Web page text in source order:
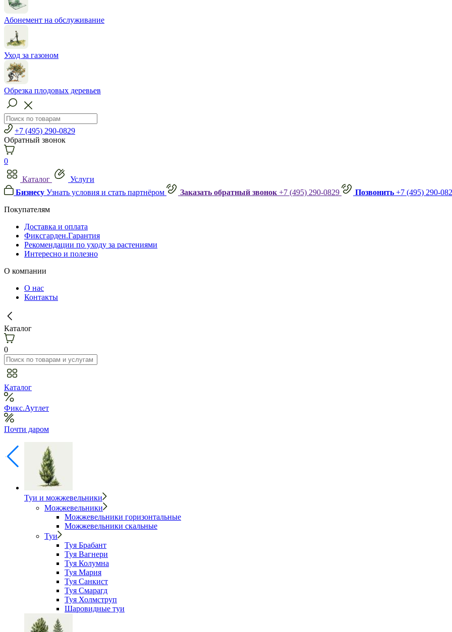
Абонемент на обслуживание
Уход за газоном
Обрезка плодовых деревьев
+7 (495) 290-0829
Обратный звонок
0
Каталог
Услуги
Бизнесу Узнать условия и стать партнёром Заказать обратный звонок +7 (495) 290-0829 Позвонить +7 (495) 290-
Покупателям
Доставка и оплата
Фиксгарден.Гарантия
Рекомендации по уходу за растениями
Интересно и полезно
О компании
О нас
Контакты
Каталог
0
Каталог
Фикс.Аутлет
Почти даром
Туи и можжевельники
Можжевельники
Можжевельники горизонтальные
Можжевельники скальные
Туи
Туя Брабант
Туя Вагнери
Туя Колумна
Туя Мария
Туя Санкист
Туя Смарагд
Туя Холмструп
Шаровидные туи